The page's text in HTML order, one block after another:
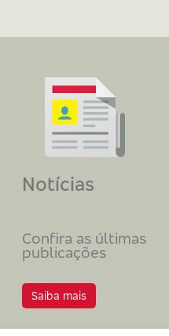
Notícias
Confira as últimas
publicações
Saiba mais